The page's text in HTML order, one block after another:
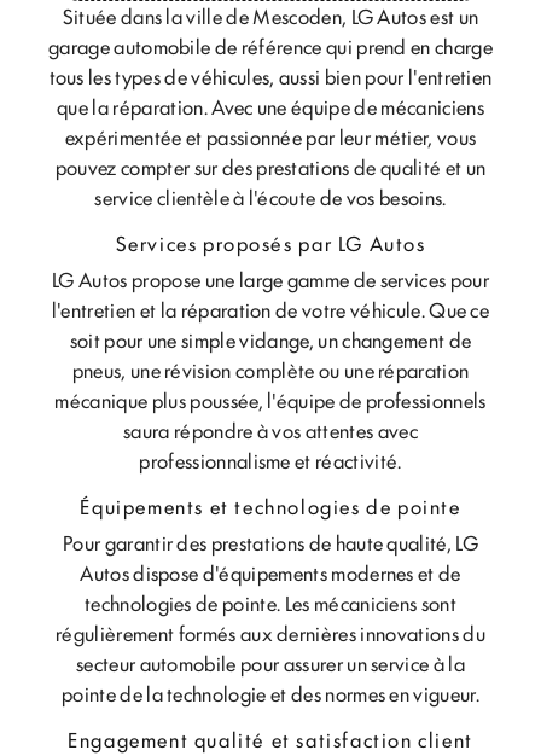
Située dans la ville de Mescoden, LG Autos est un
garage automobile de référence qui prend en charge
tous les types de véhicules, aussi bien pour l'entretien
que la réparation. Avec une équipe de mécaniciens
expérimentée et passionnée par leur métier, vous
pouvez compter sur des prestations de qualité et un
service clientèle à l'écoute de vos besoins.
Services proposés par LG Autos
LG Autos propose une large gamme de services pour
l'entretien et la réparation de votre véhicule. Que ce
soit pour une simple vidange, un changement de
pneus, une révision complète ou une réparation
mécanique plus poussée, l'équipe de professionnels
saura répondre à vos attentes avec
professionnalisme et réactivité.
Équipements et technologies de pointe
Pour garantir des prestations de haute qualité, LG
Autos dispose d'équipements modernes et de
technologies de pointe. Les mécaniciens sont
régulièrement formés aux dernières innovations du
secteur automobile pour assurer un service à la
pointe de la technologie et des normes en vigueur.
Engagement qualité et satisfaction client